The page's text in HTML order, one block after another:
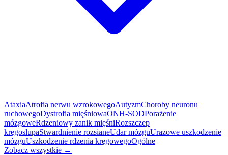
AtaxiaAtrofia nerwu wzrokowegoAutyzmChoroby neuronu
ruchowegoDystrofia mięśniowaONH-SODPorażenie
mózgoweRdzeniowy zanik mięśniRozszczep
kręgosłupaStwardnienie rozsianeUdar mózguUrazowe uszkodzenie
mózguUszkodzenie rdzenia kręgowegoOgólne
Zobacz wszystkie →